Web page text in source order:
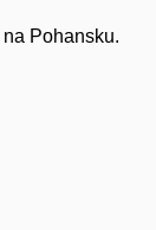
Pohansku.